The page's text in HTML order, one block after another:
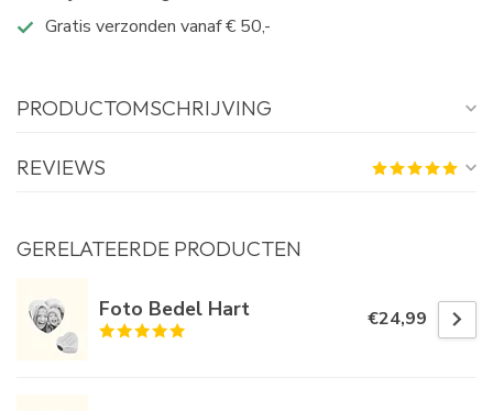
Gratis verzonden vanaf € 50,-
PRODUCTOMSCHRIJVING
REVIEWS
GERELATEERDE PRODUCTEN
Foto Bedel Hart €24,99